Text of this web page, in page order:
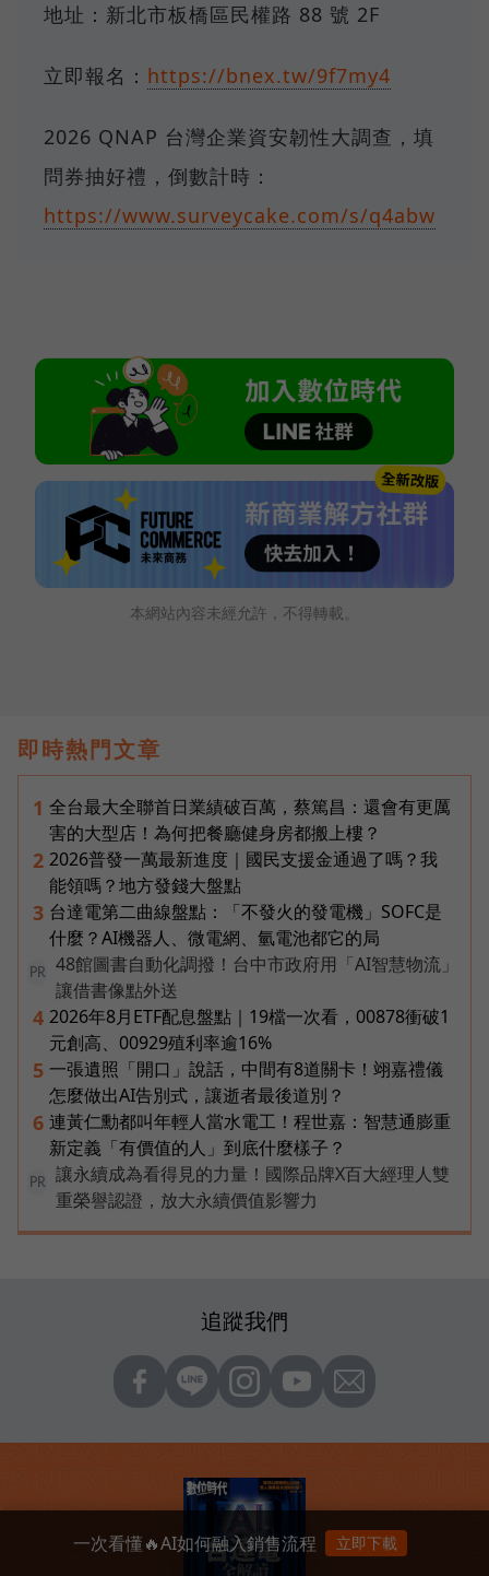
地址：新北市板橋區民權路 88 號 2F
立即報名： https://bnex.tw/9f7my4
2026 QNAP 台灣企業資安韌性大調查，填
問券抽好禮，倒數計時：
https://www.surveycake.com/s/q4abw
本網站內容未經允許，不得轉載。
即時熱門文章
1 全台最大全聯首日業績破百萬，蔡篤昌：還會有更厲
害的大型店！為何把餐廳健身房都搬上樓？
2 2026普發一萬最新進度｜國民支援金通過了嗎？我
能領嗎？地方發錢大盤點
3 台達電第二曲線盤點：「不發火的發電機」SOFC是
什麼？AI機器人、微電網、氫電池都它的局
PR
48館圖書自動化調撥！台中市政府用「AI智慧物流」
讓借書像點外送
4 2026年8月ETF配息盤點｜19檔一次看，00878衝破1
元創高、00929殖利率逾16%
5 一張遺照「開口」說話，中間有8道關卡！翊嘉禮儀
怎麼做出AI告別式，讓逝者最後道別？
6 連黃仁勳都叫年輕人當水電工！程世嘉：智慧通膨重
新定義「有價值的人」到底什麼樣子？
PR
讓永續成為看得見的力量！國際品牌X百大經理人雙
重榮譽認證，放大永續價值影響力
追蹤我們
一次看懂🔥AI如何融入銷售流程 立即下載